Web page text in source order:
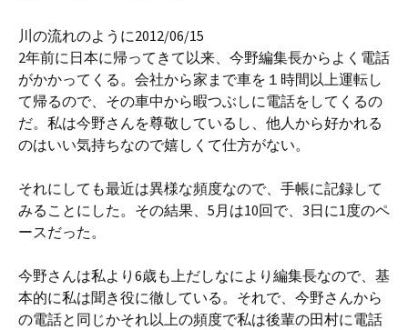
川の流れのように2012/06/15
2年前に日本に帰ってきて以来、今野編集長からよく電話
がかかってくる。会社から家まで車を１時間以上運転し
て帰るので、その車中から暇つぶしに電話をしてくるの
だ。私は今野さんを尊敬しているし、他人から好かれる
のはいい気持ちなので嬉しくて仕方がない。
それにしても最近は異様な頻度なので、手帳に記録して
みることにした。その結果、5月は10回で、3日に1度のペ
ースだった。
今野さんは私より6歳も上だしなにより編集長なので、基
本的に私は聞き役に徹している。それで、今野さんから
の電話と同じかそれ以上の頻度で私は後輩の田村に電話